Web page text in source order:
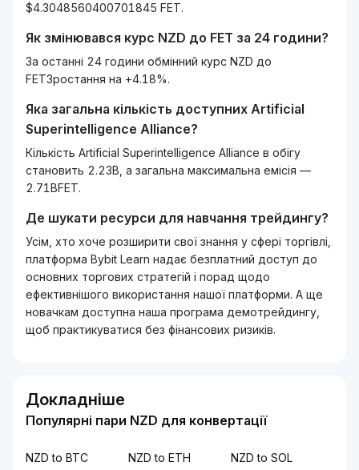
$4.3048560400701845 FET.
Як змінювався курс NZD до FET за 24 години?
За останні 24 години обмінний курс NZD до
FETЗростання на +4.18%.
Яка загальна кількість доступних Artificial
Superintelligence Alliance?
Кількість Artificial Superintelligence Alliance в обігу
становить 2.23B, а загальна максимальна емісія —
2.71BFET.
Де шукати ресурси для навчання трейдингу?
Усім, хто хоче розширити свої знання у сфері торгівлі,
платформа Bybit Learn надає безплатний доступ до
основних торгових стратегій і порад щодо
ефективнішого використання нашої платформи. А ще
новачкам доступна наша програма демотрейдингу,
щоб практикуватися без фінансових ризиків.
Докладніше
Популярні пари NZD для конвертації
NZD to BTC NZD to ETH NZD to SOL